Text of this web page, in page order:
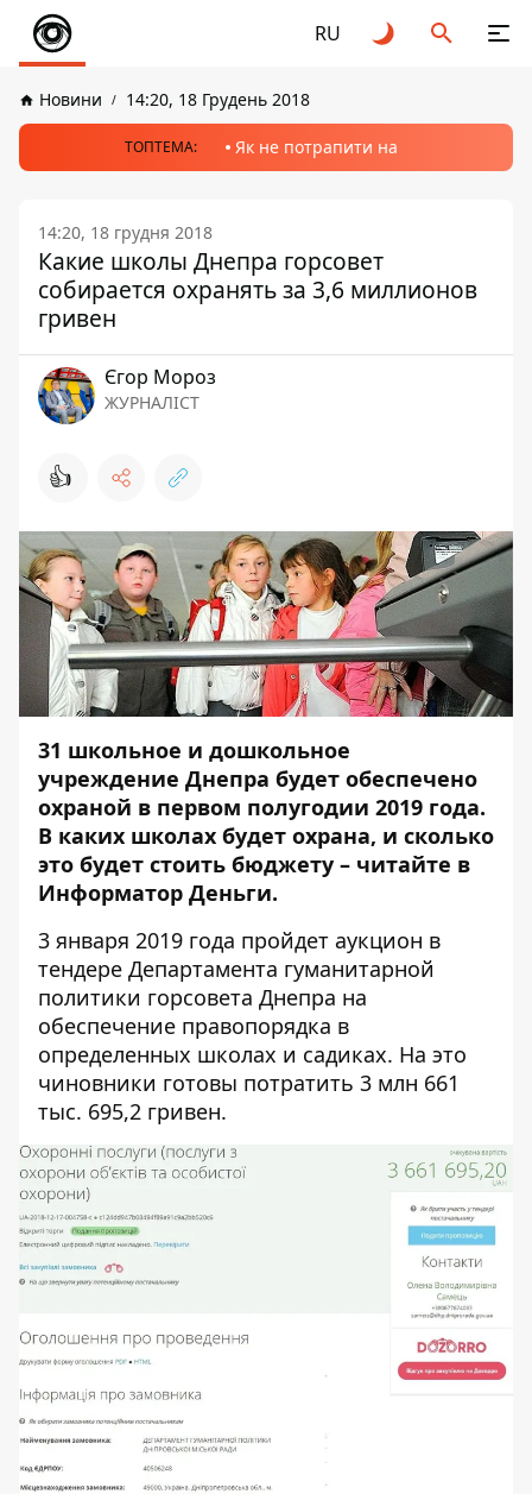
RU
Новини 14:20, 18 Грудень 2018
ТОПТЕМА: Як не потрапити на
14:20, 18 грудня 2018
Какие школы Днепра горсовет
собирается охранять за 3,6 миллионов
гривен
Єгор Мороз
ЖУРНАЛІСТ
👍
31 школьное и дошкольное
учреждение Днепра будет обеспечено
охраной в первом полугодии 2019 года.
В каких школах будет охрана, и сколько
это будет стоить бюджету – читайте в
Информатор Деньги.
3 января 2019 года пройдет аукцион в
тендере Департамента гуманитарной
политики горсовета Днепра на
обеспечение правопорядка в
определенных школах и садиках. На это
чиновники готовы потратить 3 млн 661
тыс. 695,2 гривен.